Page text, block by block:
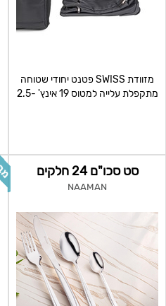
מזוודת SWISS פטנט יחודי שטוחה
מתקפלת עלייה למטוס 19 אינץ' -2.5
סט סכו"ם 24 חלקים
NAAMAN